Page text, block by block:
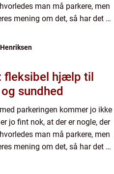
man må parkere, men
mening om det, så har det jo
fleksibel hjælp til
sundhed
parkeringen kommer jo ikke
jo fint nok, at der er nogle, der
man må parkere, men
mening om det, så har det jo